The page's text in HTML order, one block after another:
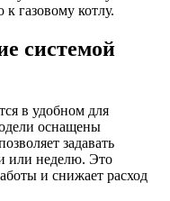
газовому котлу.
системой
в удобном для
оснащены
задавать
или неделю. Это
и снижает расход